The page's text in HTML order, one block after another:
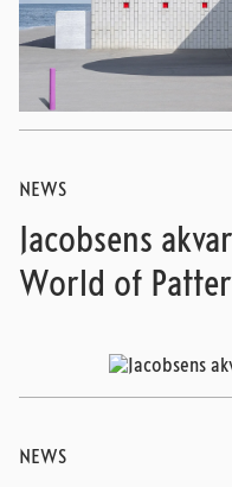
NEWS
Jacobsens
World of
NEWS